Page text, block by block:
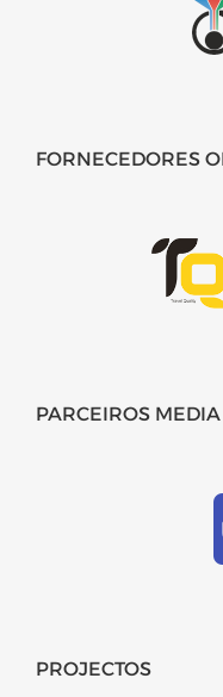
FORNECEDORES
PARCEIROS MEDIA
PROJECTOS